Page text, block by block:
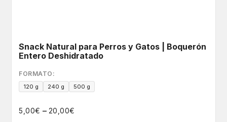
Snack Natural para Perros y Gatos | Boquerón
Entero Deshidratado
FORMATO:
120 g 240 g 500 g
5,00€ – 20,00€